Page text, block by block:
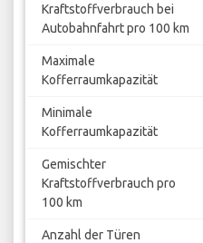
Kraftstoffverbrauch bei
Autobahnfahrt pro 100 km
Maximale
Kofferraumkapazität
Minimale
Kofferraumkapazität
Gemischter
Kraftstoffverbrauch pro
100 km
Anzahl der Türen